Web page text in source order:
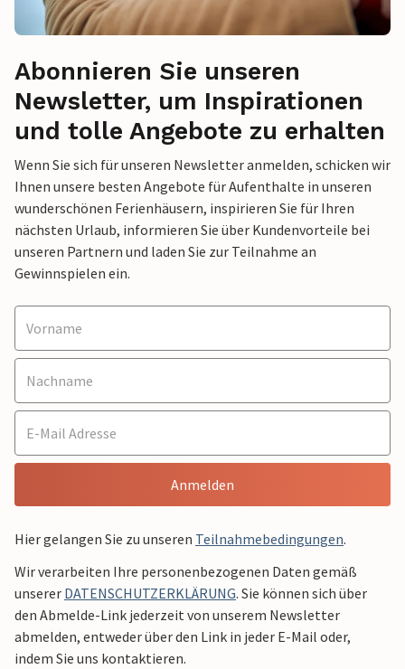
Abonnieren Sie unseren
Newsletter, um Inspirationen
und tolle Angebote zu erhalten
Wenn Sie sich für unseren Newsletter anmelden, schicken wir
Ihnen unsere besten Angebote für Aufenthalte in unseren
wunderschönen Ferienhäusern, inspirieren Sie für Ihren
nächsten Urlaub, informieren Sie über Kundenvorteile bei
unseren Partnern und laden Sie zur Teilnahme an
Gewinnspielen ein.
Anmelden
Hier gelangen Sie zu unseren Teilnahmebedingungen.
Wir verarbeiten Ihre personenbezogenen Daten gemäß
unserer DATENSCHUTZERKLÄRUNG. Sie können sich über
den Abmelde-Link jederzeit von unserem Newsletter
abmelden, entweder über den Link in jeder E-Mail oder,
indem Sie uns kontaktieren.